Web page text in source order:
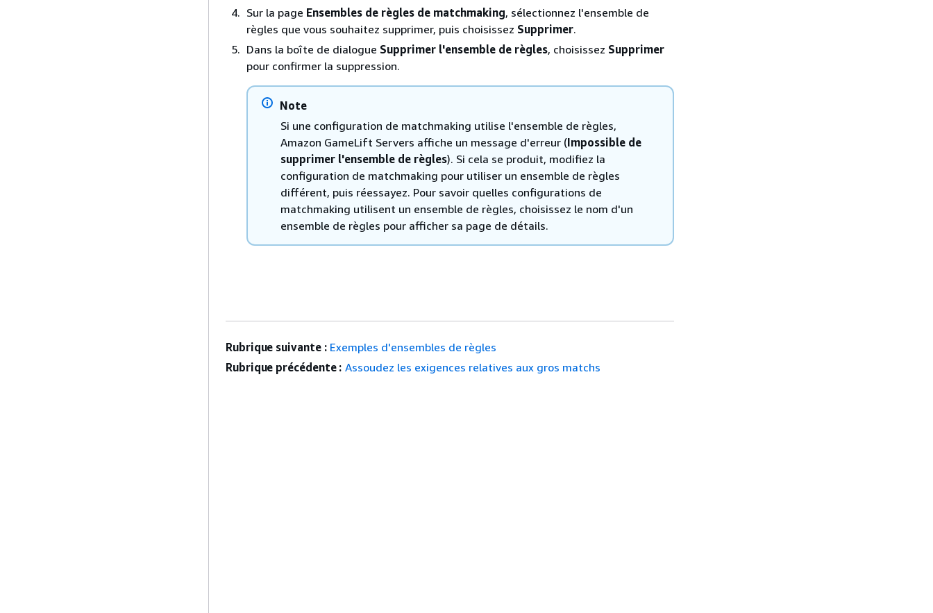
Sur la page Ensembles de règles de matchmaking, sélectionnez l'ensemble de
règles que vous souhaitez supprimer, puis choisissez Supprimer.
Dans la boîte de dialogue Supprimer l'ensemble de règles, choisissez Supprimer
pour confirmer la suppression.
Note
Si une configuration de matchmaking utilise l'ensemble de règles,
Amazon GameLift Servers affiche un message d'erreur (Impossible de
supprimer l'ensemble de règles). Si cela se produit, modifiez la
configuration de matchmaking pour utiliser un ensemble de règles
différent, puis réessayez. Pour savoir quelles configurations de
matchmaking utilisent un ensemble de règles, choisissez le nom d'un
ensemble de règles pour afficher sa page de détails.
Rubrique suivante : Exemples d'ensembles de règles
Rubrique précédente : Assoudez les exigences relatives aux gros matchs